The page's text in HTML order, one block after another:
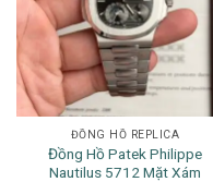
ĐỒNG HỒ REPLICA
Đồng Hồ Patek Philippe
Nautilus 5712 Mặt Xám